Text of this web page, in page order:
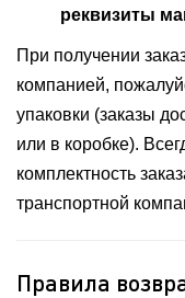
реквизиты
При получении
компанией,
упаковки (заказы
или в коробке).
комплектность
транспортной
Правила